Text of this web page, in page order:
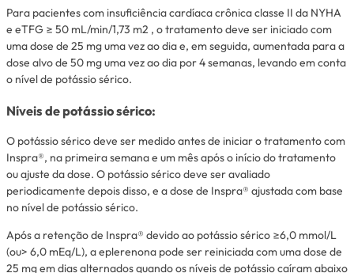
Para pacientes com insuficiência cardíaca crônica classe II da NYHA
e eTFG ≥ 50 mL/min/1,73 m2 , o tratamento deve ser iniciado com
uma dose de 25 mg uma vez ao dia e, em seguida, aumentada para a
dose alvo de 50 mg uma vez ao dia por 4 semanas, levando em conta
o nível de potássio sérico.
Níveis de potássio sérico:
O potássio sérico deve ser medido antes de iniciar o tratamento com
Inspra®, na primeira semana e um mês após o início do tratamento
ou ajuste da dose. O potássio sérico deve ser avaliado
periodicamente depois disso, e a dose de Inspra® ajustada com base
no nível de potássio sérico.
Após a retenção de Inspra® devido ao potássio sérico ≥6,0 mmol/L
(ou> 6,0 mEq/L), a eplerenona pode ser reiniciada com uma dose de
25 mg em dias alternados quando os níveis de potássio caíram abaixo